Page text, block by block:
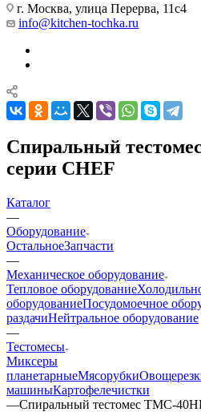
г. Москва, улица Перерва, 11с4
info@kitchen-tochka.ru
Спиральный
серии CHEF
Каталог
—
Оборудование
ОстальноеЗапчасти
—
Механическое оборудование
Тепловое оборудование
оборудованиеПосудомоечное
раздачиНейтральное оборудование
—
Тестомесы
Миксеры
планетарныеМясорубки
машиныКартофелечистки
—Спиральный тестомес ТМС-